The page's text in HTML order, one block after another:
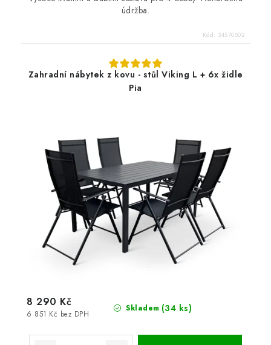
údržba.
Kód: 34570502
Zahradní nábytek z kovu - stůl Viking L + 6x židle
Pia
Skladem (34 ks)
6 851 Kč bez DPH
8 290 Kč